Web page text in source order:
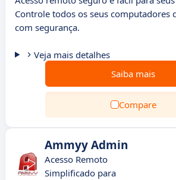
Controle todos os seus computadores
com segurança.
Veja mais detalhes
Saiba mais
Compare
Ammyy Admin
Acesso Remoto
Simplificado para